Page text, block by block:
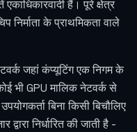
हैं। पूरे क्षेत्र
निर्माता के प्राथमिकता वाले
जहां कंप्यूटिंग एक निगम के
भी GPU मालिक नेटवर्क से
बिना किसी बिचौलिए
निर्धारित की जाती है -